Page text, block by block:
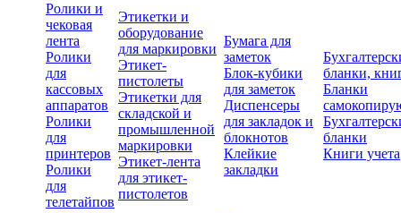
Ролики и
чековая
лента
Ролики
для
кассовых
аппаратов
Ролики
для
принтеров
Ролики
для
телетайпов
Этикетки и
оборудование
для маркировки
Этикет-
пистолеты
Этикетки для
складской и
промышленной
маркировки
Этикет-лента
для этикет-
пистолетов
Бумага для
заметок
Блок-кубики
для заметок
Диспенсеры
для закладок и
блокнотов
Клейкие
закладки
бланки,
Бланки
бланки
Книги учета